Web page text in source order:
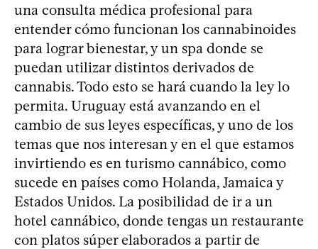
una consulta médica profesional para
entender cómo funcionan los cannabinoides
para lograr bienestar, y un spa donde se
puedan utilizar distintos derivados de
cannabis. Todo esto se hará cuando la ley lo
permita. Uruguay está avanzando en el
cambio de sus leyes específicas, y uno de los
temas que nos interesan y en el que estamos
invirtiendo es en turismo cannábico, como
sucede en países como Holanda, Jamaica y
Estados Unidos. La posibilidad de ir a un
hotel cannábico, donde tengas un restaurante
con platos súper elaborados a partir de